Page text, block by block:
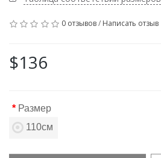
0 отзывов/ Написать отзыв
$136
Размер
110см